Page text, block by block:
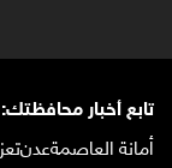
تابع أخبار محافظتك:
أمانة العاصمةعدنتعز